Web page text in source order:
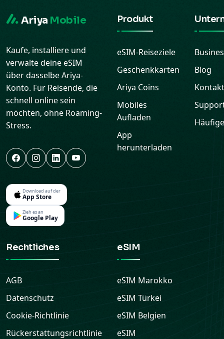
Ariya Mobile
Kaufe, installiere und
verwalte deine eSIM
über dasselbe Ariya-
Konto. Für Reisende, die
schnell online sein
möchten, ohne Roaming-
Stress.
Download auf der
App Store
Zieh es an
Google Play
Produkt
eSIM-Reiseziele
Geschenkkarten
Ariya Coins
Mobiles
Aufladen
App
herunterladen
Blog
Kontakt
Rechtliches
AGB
Datenschutz
Cookie-Richtlinie
Rückerstattungsrichtlinie
eSIM
eSIM Marokko
eSIM Türkei
eSIM Belgien
eSIM